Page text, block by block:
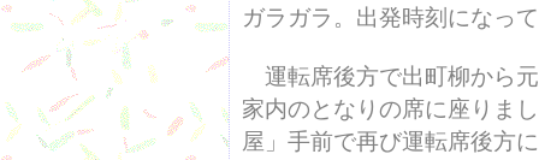
ガラガラ。出発時刻になっ
運転席後方で出町柳から
家内のとなりの席に座りま
屋」手前で再び運転席後方